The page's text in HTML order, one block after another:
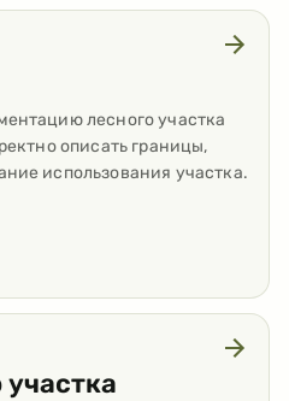
лесного участка
описать границы,
использования участка.